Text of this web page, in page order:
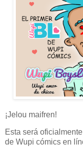
¡Jelou maifren!
Esta será
de Wupi cómics en